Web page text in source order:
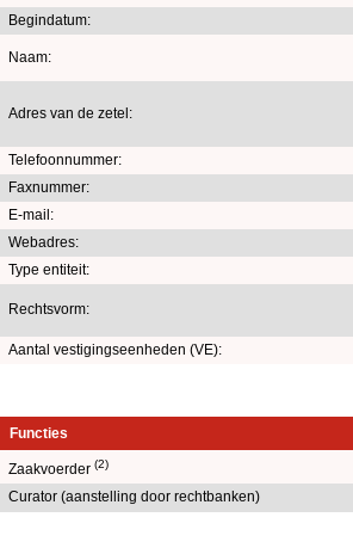
Begindatum:
Naam:
Adres van de zetel:
Telefoonnummer:
Faxnummer:
E-mail:
Webadres:
Type entiteit:
Rechtsvorm:
Aantal vestigingseenheden (VE):
Functies
Zaakvoerder (2)
Curator (aanstelling door rechtbanken)